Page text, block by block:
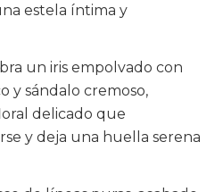
estela íntima y
un iris empolvado con
y sándalo cremoso,
delicado que
y deja una huella serena